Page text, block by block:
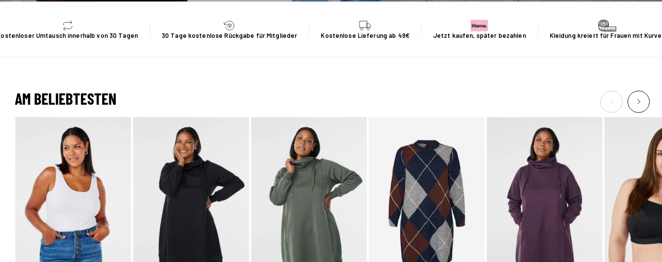
Umtausch innerhalb von 30 Tagen 30 Tage kostenlose Rückgabe für Mitglieder Kostenlose Lieferung ab 49€ Jetzt kaufen, später bezahlen Kleidung kreiert für Frauen mit
AM BELIEBTESTEN